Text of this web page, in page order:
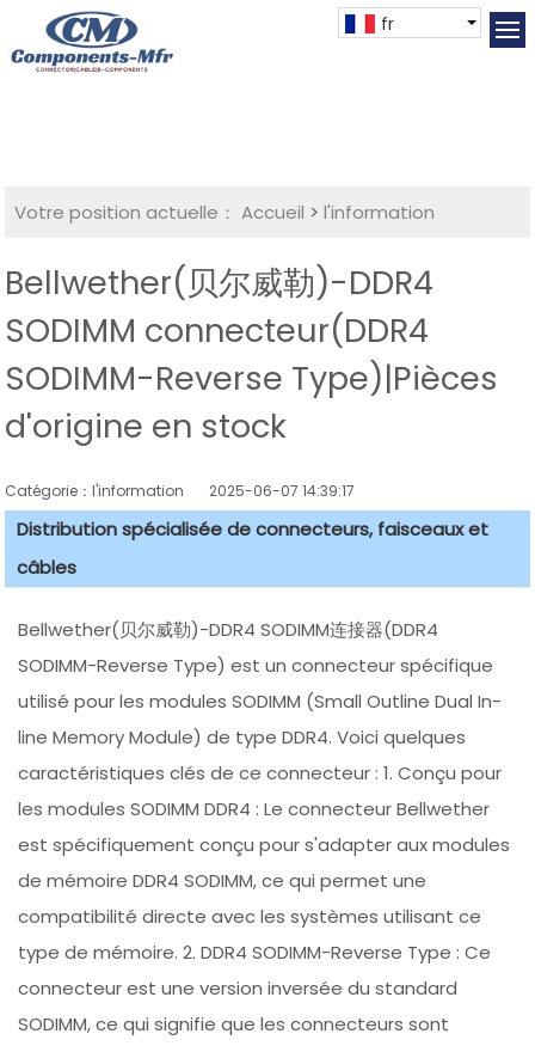
fr
Votre position actuelle： Accueil >l'information
Bellwether(贝尔威勒)-DDR4
SODIMM connecteur(DDR4
SODIMM-Reverse Type)|Pièces
d'origine en stock
Catégorie：l'information 2025-06-07 14:39:17
Distribution spécialisée de connecteurs, faisceaux et
câbles
Bellwether(贝尔威勒)-DDR4 SODIMM连接器(DDR4
SODIMM-Reverse Type) est un connecteur spécifique
utilisé pour les modules SODIMM (Small Outline Dual In-
line Memory Module) de type DDR4. Voici quelques
caractéristiques clés de ce connecteur : 1. Conçu pour
les modules SODIMM DDR4 : Le connecteur Bellwether
est spécifiquement conçu pour s'adapter aux modules
de mémoire DDR4 SODIMM, ce qui permet une
compatibilité directe avec les systèmes utilisant ce
type de mémoire. 2. DDR4 SODIMM-Reverse Type : Ce
connecteur est une version inversée du standard
SODIMM, ce qui signifie que les connecteurs sont